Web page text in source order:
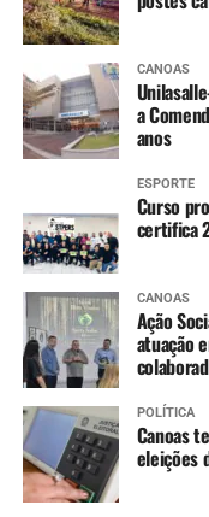
A partir dos 7
Difteria e
vacinal)
9 a 14 anos
HPV (dose
10 a 14 anos
Dengue (2
as doses)
Meningo
CANOAS
a
anos
ESPORTE
Curso
certifica
CANOAS
Ação
atuação
POLÍTICA
Canoas
eleições